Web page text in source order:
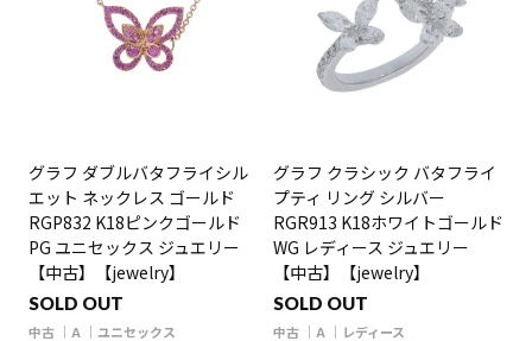
グラフ ダブルバタフライシル
エット ネックレス ゴールド
RGP832 K18ピンクゴールド
PG ユニセックス ジュエリー
【中古】【jewelry】
SOLD OUT
中古 A ユニセックス
グラフ クラシック バタフライ
プティ リング シルバー
RGR913 K18ホワイトゴールド
WG レディース ジュエリー
【中古】【jewelry】
SOLD OUT
中古 A レディース